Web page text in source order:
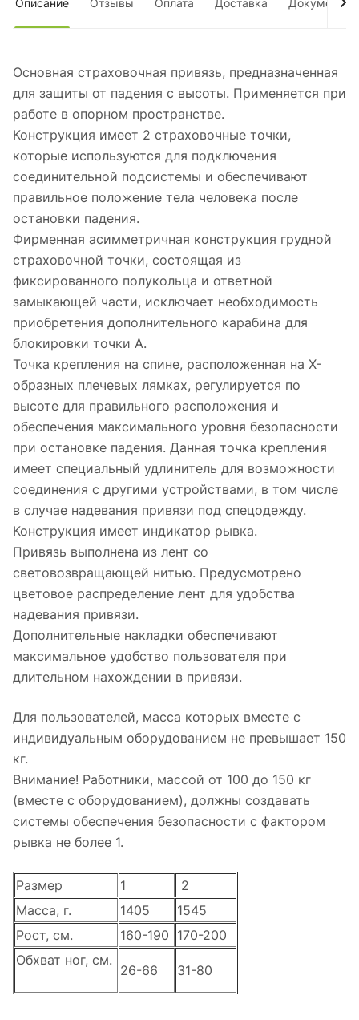
Описание Отзывы Оплата Доставка Документы
Основная страховочная привязь, предназначенная
для защиты от падения с высоты. Применяется при
работе в опорном пространстве.
Конструкция имеет 2 страховочные точки,
которые используются для подключения
соединительной подсистемы и обеспечивают
правильное положение тела человека после
остановки падения.
Фирменная асимметричная конструкция грудной
страховочной точки, состоящая из
фиксированного полукольца и ответной
замыкающей части, исключает необходимость
приобретения дополнительного карабина для
блокировки точки А.
Точка крепления на спине, расположенная на Х-
образных плечевых лямках, регулируется по
высоте для правильного расположения и
обеспечения максимального уровня безопасности
при остановке падения. Данная точка крепления
имеет специальный удлинитель для возможности
соединения с другими устройствами, в том числе
в случае надевания привязи под спецодежду.
Конструкция имеет индикатор рывка.
Привязь выполнена из лент со
световозвращающей нитью. Предусмотрено
цветовое распределение лент для удобства
надевания привязи.
Дополнительные накладки обеспечивают
максимальное удобство пользователя при
длительном нахождении в привязи.
Для пользователей, масса которых вместе с
индивидуальным оборудованием не превышает 150
кг.
Внимание! Работники, массой от 100 до 150 кг
(вместе с оборудованием), должны создавать
системы обеспечения безопасности с фактором
рывка не более 1.
Размер 1
2
Масса, г.
1405
1545
Рост, см.
160-190 170-200
Обхват ног, см.
26-66 31-80